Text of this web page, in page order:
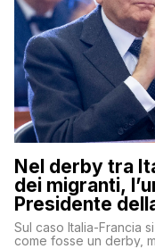
Nel derby tra
dei migranti,
Presidente
Sul caso Italia-Francia
come fosse un derby,